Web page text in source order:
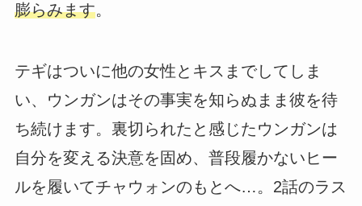
膨らみます。
テギはついに他の女性とキスまでしてしま
い、ウンガンはその事実を知らぬまま彼を待
ち続けます。裏切られたと感じたウンガンは
自分を変える決意を固め、普段履かないヒー
ルを履いてチャウォンのもとへ…。2話のラス